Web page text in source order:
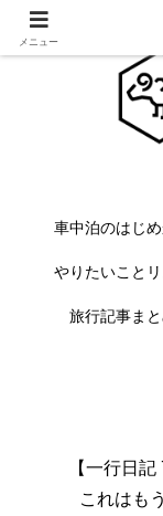
車中泊のはじ
やりたいことリ
旅行記事ま
【一行日
これはも
メニュー